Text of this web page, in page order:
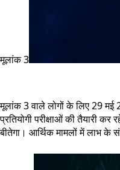
मूलांक 3
मूलांक 3 वाले लोगों के लिए 29
प्रतियोगी परीक्षाओं की तैयारी
बीतेगा। आर्थिक मामलों में लाभ